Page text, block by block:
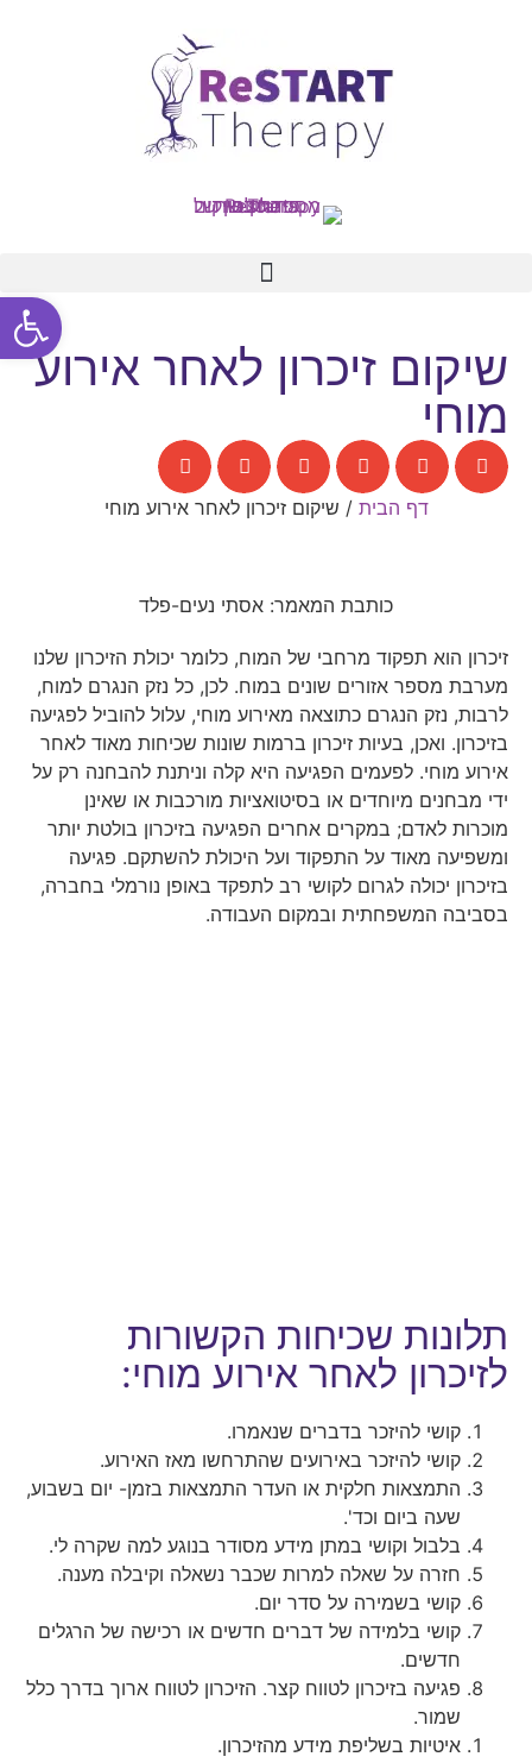
שיקום זיכרון לאחר אירוע
מוחי
דף הבית / שיקום זיכרון לאחר אירוע מוחי
כותבת המאמר: אסתי נעים-פלד
זיכרון הוא תפקוד מרחבי של המוח, כלומר יכולת הזיכרון שלנו
מערבת מספר אזורים שונים במוח. לכן, כל נזק הנגרם למוח,
לרבות, נזק הנגרם כתוצאה מאירוע מוחי, עלול להוביל לפגיעה
בזיכרון. ואכן, בעיות זיכרון ברמות שונות שכיחות מאוד לאחר
אירוע מוחי. לפעמים הפגיעה היא קלה וניתנת להבחנה רק על
ידי מבחנים מיוחדים או בסיטואציות מורכבות או שאינן
מוכרות לאדם; במקרים אחרים הפגיעה בזיכרון בולטת יותר
ומשפיעה מאוד על התפקוד ועל היכולת להשתקם. פגיעה
בזיכרון יכולה לגרום לקושי רב לתפקד באופן נורמלי בחברה,
בסביבה המשפחתית ובמקום העבודה.
תלונות שכיחות הקשורות
לזיכרון לאחר אירוע מוחי:
קושי להיזכר בדברים שנאמרו.
קושי להיזכר באירועים שהתרחשו מאז האירוע.
התמצאות חלקית או העדר התמצאות בזמן- יום בשבוע,
שעה ביום וכד'.
בלבול וקושי במתן מידע מסודר בנוגע למה שקרה לי.
חזרה על שאלה למרות שכבר נשאלה וקיבלה מענה.
קושי בשמירה על סדר יום.
קושי בלמידה של דברים חדשים או רכישה של הרגלים
חדשים.
פגיעה בזיכרון לטווח קצר. הזיכרון לטווח ארוך בדרך כלל
שמור.
איטיות בשליפת מידע מהזיכרון.
פתח